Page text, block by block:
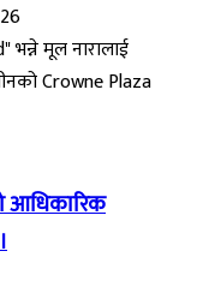
मूल नारालाई
Crowne Plaza
आधिकारिक